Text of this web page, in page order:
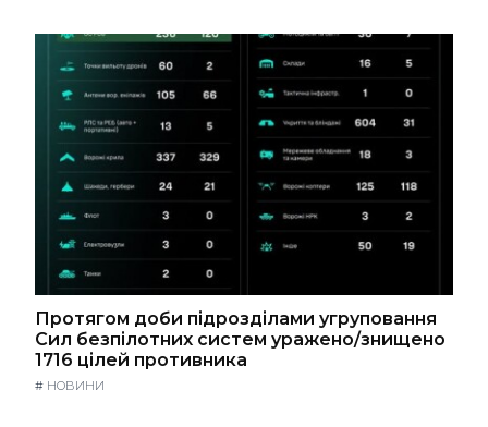
Протягом доби підрозділами угруповання
Сил безпілотних систем уражено/знищено
1716 цілей противника
# НОВИНИ